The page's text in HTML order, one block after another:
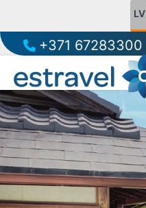
LV
+371 67283300